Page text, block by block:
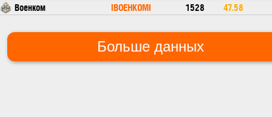
Военком
IBOEHKOMI 1528 47.58
Больше данных